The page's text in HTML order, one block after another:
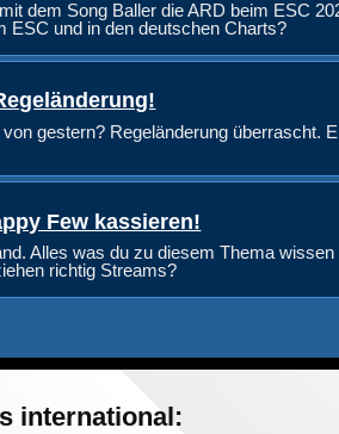
dem Song Baller die ARD beim ESC
ESC und in den deutschen Charts?
gestern? Regeländerung überrascht.
Few kassieren!
Alles was du zu diesem Thema wissen
richtig Streams?
international: